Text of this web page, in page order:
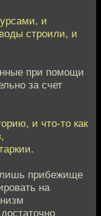
и
строили, и
при помощи
за счет
и что-то как
лишь прибежище
на